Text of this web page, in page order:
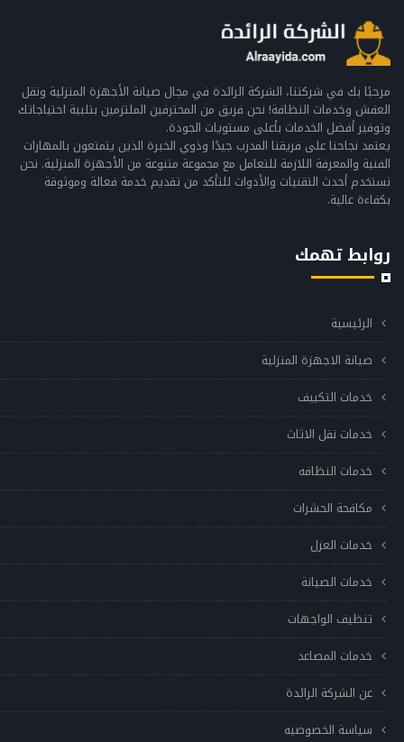
مرحبًا بك في شركتنا، الشركة الرائدة في مجال صيانة الأجهزة المنزلية ونقل
العفش وخدمات النظافة! نحن فريق من المحترفين الملتزمين بتلبية احتياجاتك
وتوفير أفضل الخدمات بأعلى مستويات الجودة.
يعتمد نجاحنا على فريقنا المدرب جيدًا وذوي الخبرة الذين يتمتعون بالمهارات
الفنية والمعرفة اللازمة للتعامل مع مجموعة متنوعة من الأجهزة المنزلية. نحن
نستخدم أحدث التقنيات والأدوات للتأكد من تقديم خدمة فعالة وموثوقة
بكفاءة عالية.
روابط تهمك
الرئيسية
صيانة الاجهزة المنزلية
خدمات التكييف
خدمات نقل الاثاث
خدمات النظافه
مكافحة الحشرات
خدمات العزل
خدمات الصيانة
تنظيف الواجهات
خدمات المصاعد
عن الشركة الرائدة
سياسة الخصوصيه